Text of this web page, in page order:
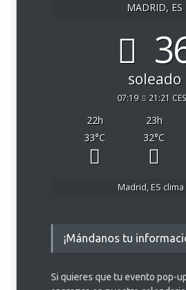
MADRID, ES
soleado
07:19 21:21
22h 23h
33°C 32°C
Madrid, ES clima
¡Mándanos tu
Si quieres que tu evento pop-